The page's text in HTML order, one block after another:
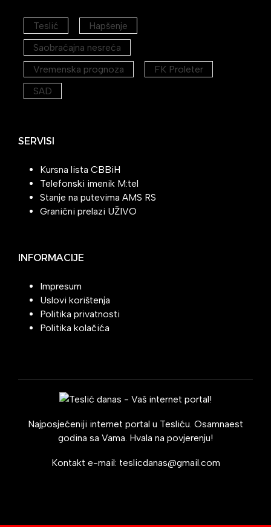
Teslić
Hapšenje
Saobraćajna nesreća
Vremenska prognoza
FK Proleter
SAD
SERVISI
Kursna lista CBBiH
Telefonski imenik M:tel
Stanje na putevima AMS RS
Granični prelazi UŽIVO
INFORMACIJE
Impresum
Uslovi korištenja
Politika privatnosti
Politika kolačića
Najposjećeniji internet portal u Tesliću. Osamnaest
godina sa Vama. Hvala na povjerenju!
Kontakt e-mail: teslicdanas@gmail.com